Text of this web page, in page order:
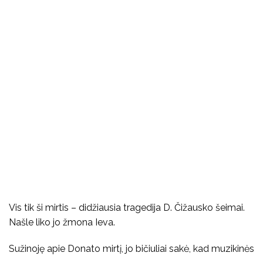
Vis tik ši mirtis – didžiausia tragedija D. Čižausko šeimai.
Našle liko jo žmona Ieva.
Sužinoję apie Donato mirtį, jo bičiuliai sakė, kad muzikinės